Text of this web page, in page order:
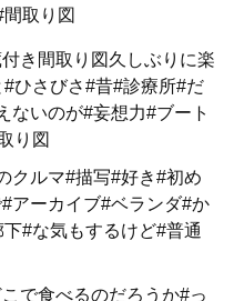
取り図
き間取り図久しぶりに楽
ひさびさ#昔#診療所#だ
ないのが#妄想力#ブート
り図
クルマ#描写#好き#初め
アーカイブ#ベランダ#か
#な気もするけど#普通
で食べるのだろうか#っ